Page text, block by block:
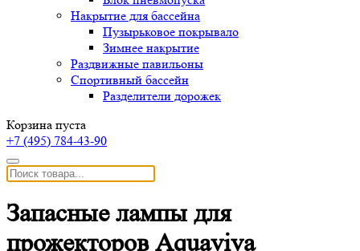
Накрытие для бассейна
Пузырьковое покрывало
Зимнее накрытие
Раздвижные павильоны
Спортивный бассейн
Разделители дорожек
Корзина пуста
+7 (495) 784-43-90
Запасные лампы для
прожекторов Aquaviva